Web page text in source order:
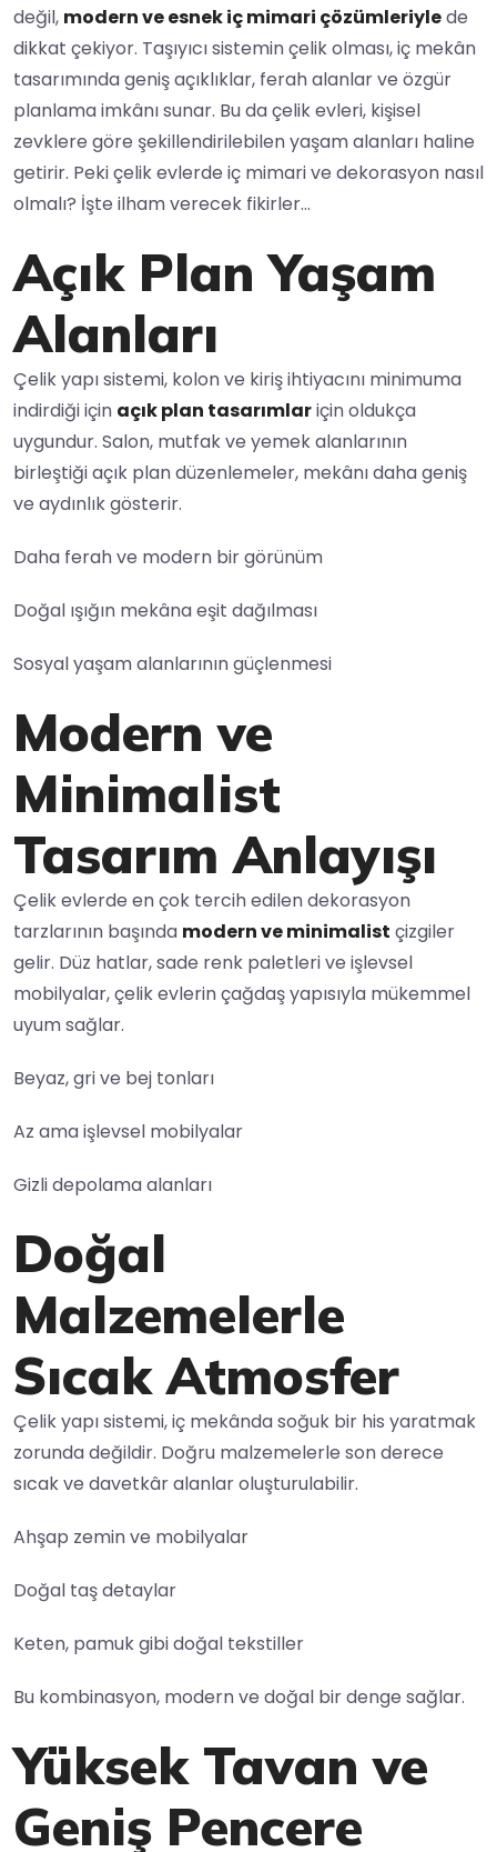
değil, modern ve esnek iç mimari çözümleriylede
dikkat çekiyor. Taşıyıcı sistemin çelik olması, iç mekân
tasarımında geniş açıklıklar, ferah alanlar ve özgür
planlama imkânı sunar. Bu da çelik evleri, kişisel
zevklere göre şekillendirilebilen yaşam alanları haline
getirir. Peki çelik evlerde iç mimari ve dekorasyon nasıl
olmalı? İşte ilham verecek fikirler…
Açık Plan Yaşam
Alanları
Çelik yapı sistemi, kolon ve kiriş ihtiyacını minimuma
indirdiği için açık plan tasarımlariçin oldukça
uygundur. Salon, mutfak ve yemek alanlarının
birleştiği açık plan düzenlemeler, mekânı daha geniş
ve aydınlık gösterir.
Daha ferah ve modern bir görünüm
Doğal ışığın mekâna eşit dağılması
Sosyal yaşam alanlarının güçlenmesi
Modern ve
Minimalist
Tasarım Anlayışı
Çelik evlerde en çok tercih edilen dekorasyon
tarzlarının başında modern ve minimalist çizgiler
gelir. Düz hatlar, sade renk paletleri ve işlevsel
mobilyalar, çelik evlerin çağdaş yapısıyla mükemmel
uyum sağlar.
Beyaz, gri ve bej tonları
Az ama işlevsel mobilyalar
Gizli depolama alanları
Doğal
Malzemelerle
Sıcak Atmosfer
Çelik yapı sistemi, iç mekânda soğuk bir his yaratmak
zorunda değildir. Doğru malzemelerle son derece
sıcak ve davetkâr alanlar oluşturulabilir.
Ahşap zemin ve mobilyalar
Doğal taş detaylar
Keten, pamuk gibi doğal tekstiller
Bu kombinasyon, modern ve doğal bir denge sağlar.
Yüksek Tavan ve
Geniş Pencere